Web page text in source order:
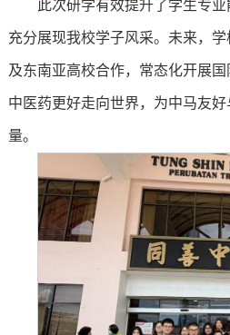
此次研学有效提升了学生专业
充分展现我校学子风采。未来，
及东南亚高校合作，常态化开展
中医药更好走向世界，为中马友
量。